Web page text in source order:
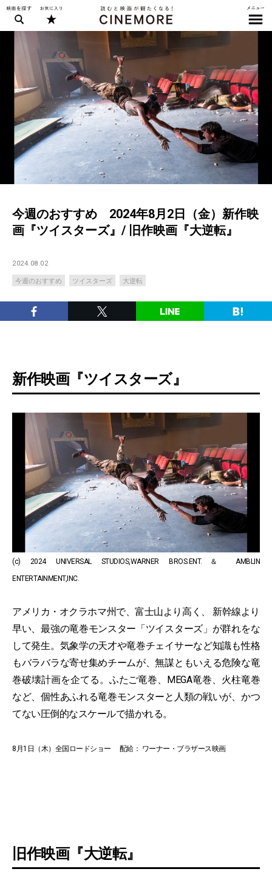
今週のおすすめ 2024年8月2日（金）新作映
画『ツイスターズ』/ 旧作映画『大逆転』
2024.08.02
今週のおすすめ ツイスターズ 大逆転
新作映画『ツイスターズ』
(c) 2024 UNIVERSAL STUDIOS,WARNER BROS.ENT.＆ AMBLIN
ENTERTAINMENT,INC.
アメリカ・オクラホマ州で、富士山より高く、 新幹線より
早い、最強の竜巻モンスター「ツイスターズ」が群れをな
して発生。気象学の天才や竜巻チェイサーなど知識も性格
もバラバラな寄せ集めチームが、無謀ともいえる危険な竜
巻破壊計画を企てる。ふたご竜巻、MEGA竜巻、火柱竜巻
など、個性あふれる竜巻モンスターと人類の戦いが、かつ
てない圧倒的なスケールで描かれる。
8月1日（木）全国ロードショー 配給： ワーナー・ブラザース映画
旧作映画『大逆転』